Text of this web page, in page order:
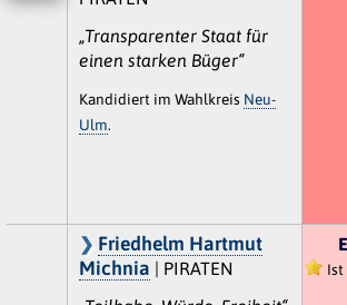
„Transparenter Staat für
einen starken Büger“
Kandidiert im Wahlkreis Neu-
Ulm.
Friedhelm Hartmut
Michnia | PIRATEN